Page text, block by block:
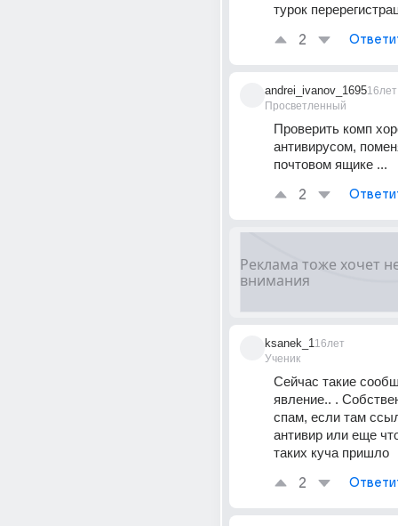
турок
2
andrei_ivanov_1695
Просветленный
16лет
Проверить комп
антивирусом,
почтовом ящике ...
2
ksanek_1
Ученик
16лет
Сейчас такие
явление.. .
спам, если там
антивир или еще
таких куча пришло
2